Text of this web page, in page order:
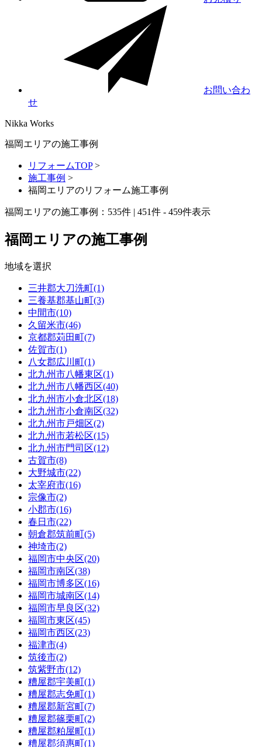
お問い合わ
せ
Nikka Works
福岡エリアの施工事例
リフォームTOP>
施工事例 >
福岡エリアのリフォーム施工事例
福岡エリアの施工事例： 535件 | 451件 - 459件表示
福岡エリアの施工事例
地域を選択
三井郡大刀洗町(1)
三養基郡基山町(3)
中間市(10)
久留米市(46)
京都郡苅田町(7)
佐賀市(1)
八女郡広川町(1)
北九州市八幡東区(1)
北九州市八幡西区(40)
北九州市小倉北区(18)
北九州市小倉南区(32)
北九州市戸畑区(2)
北九州市若松区(15)
北九州市門司区(12)
古賀市(8)
大野城市(22)
太宰府市(16)
宗像市(2)
小郡市(16)
春日市(22)
朝倉郡筑前町(5)
神埼市(2)
福岡市中央区(20)
福岡市南区(38)
福岡市博多区(16)
福岡市城南区(14)
福岡市早良区(32)
福岡市東区(45)
福岡市西区(23)
福津市(4)
筑後市(2)
筑紫野市(12)
糟屋郡宇美町(1)
糟屋郡志免町(1)
糟屋郡新宮町(7)
糟屋郡篠栗町(2)
糟屋郡粕屋町(1)
糟屋郡須惠町(1)